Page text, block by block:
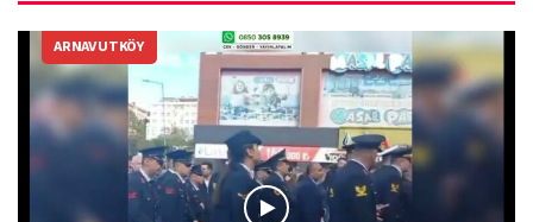
ARNAVUTKÖY